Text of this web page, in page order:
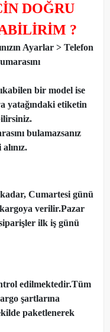
DOĞRU
?
Ayarlar > Telefon
bir model ise
yatağındaki etiketin
bulamazsanız
Cumartesi günü
verilir.Pazar
ilk iş günü
edilmektedir.Tüm
şartlarına
paketlenerek